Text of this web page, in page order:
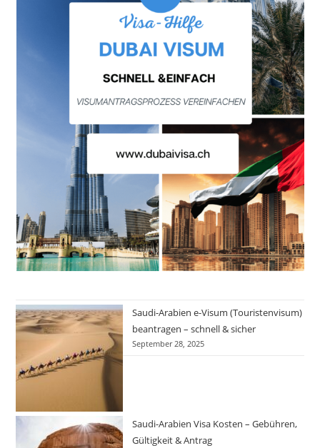
Saudi-Arabien e-Visum (Touristenvisum)
beantragen – schnell & sicher
September 28, 2025
Saudi-Arabien Visa Kosten – Gebühren,
Gültigkeit & Antrag